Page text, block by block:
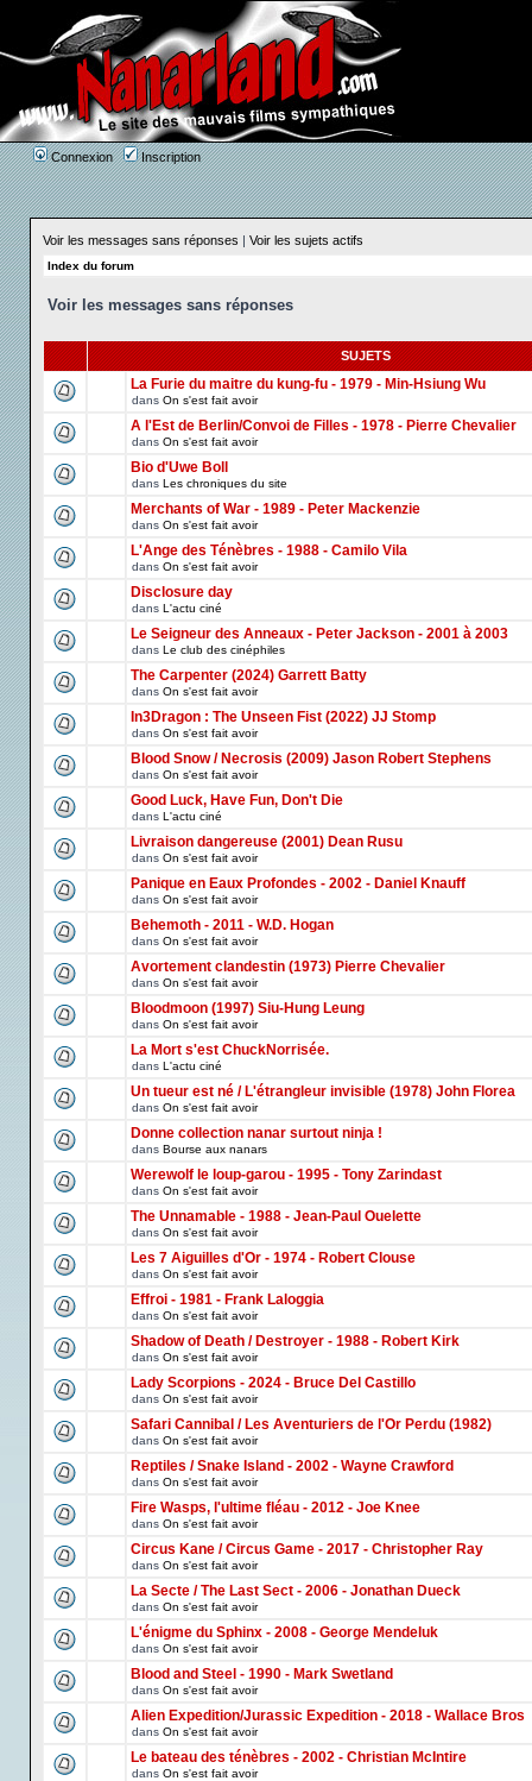
Connexion Inscription
Voir les messages sans réponses | Voir les sujets actifs
Index du forum
Voir les messages sans réponses
SUJETS
La Furie du maitre du kung-fu - 1979 - Min-Hsiung Wu
dans On s'est fait avoir
A l'Est de Berlin/Convoi de Filles - 1978 - Pierre Chevalier
dans On s'est fait avoir
Bio d'Uwe Boll
dans Les chroniques du site
Merchants of War - 1989 - Peter Mackenzie
dans On s'est fait avoir
L'Ange des Ténèbres - 1988 - Camilo Vila
dans On s'est fait avoir
Disclosure day
dans L'actu ciné
Le Seigneur des Anneaux - Peter Jackson - 2001 à 2003
dans Le club des cinéphiles
The Carpenter (2024) Garrett Batty
dans On s'est fait avoir
In3Dragon : The Unseen Fist (2022) JJ Stomp
dans On s'est fait avoir
Blood Snow / Necrosis (2009) Jason Robert Stephens
dans On s'est fait avoir
Good Luck, Have Fun, Don't Die
dans L'actu ciné
Livraison dangereuse (2001) Dean Rusu
dans On s'est fait avoir
Panique en Eaux Profondes - 2002 - Daniel Knauff
dans On s'est fait avoir
Behemoth - 2011 - W.D. Hogan
dans On s'est fait avoir
Avortement clandestin (1973) Pierre Chevalier
dans On s'est fait avoir
Bloodmoon (1997) Siu-Hung Leung
dans On s'est fait avoir
La Mort s'est ChuckNorrisée.
dans L'actu ciné
Un tueur est né / L'étrangleur invisible (1978) John Florea
dans On s'est fait avoir
Donne collection nanar surtout ninja !
dans Bourse aux nanars
Werewolf le loup-garou - 1995 - Tony Zarindast
dans On s'est fait avoir
The Unnamable - 1988 - Jean-Paul Ouelette
dans On s'est fait avoir
Les 7 Aiguilles d'Or - 1974 - Robert Clouse
dans On s'est fait avoir
Effroi - 1981 - Frank Laloggia
dans On s'est fait avoir
Shadow of Death / Destroyer - 1988 - Robert Kirk
dans On s'est fait avoir
Lady Scorpions - 2024 - Bruce Del Castillo
dans On s'est fait avoir
Safari Cannibal / Les Aventuriers de l'Or Perdu (1982)
dans On s'est fait avoir
Reptiles / Snake Island - 2002 - Wayne Crawford
dans On s'est fait avoir
Fire Wasps, l'ultime fléau - 2012 - Joe Knee
dans On s'est fait avoir
Circus Kane / Circus Game - 2017 - Christopher Ray
dans On s'est fait avoir
La Secte / The Last Sect - 2006 - Jonathan Dueck
dans On s'est fait avoir
L'énigme du Sphinx - 2008 - George Mendeluk
dans On s'est fait avoir
Blood and Steel - 1990 - Mark Swetland
dans On s'est fait avoir
Alien Expedition/Jurassic Expedition - 2018 - Wallace Bros
dans On s'est fait avoir
Le bateau des ténèbres - 2002 - Christian McIntire
dans On s'est fait avoir